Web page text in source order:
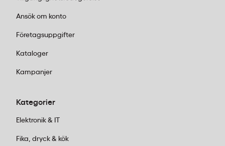
Stavmixern Black+Decker BXHB1500E har en
mixning, hårdare tryck ökar hastigheten gradvis upp
justera separata reglage.
Ansök om konto
Företagsuppgifter
Kataloger
Kampanjer
Kategorier
Elektronik & IT
Fika, dryck & kök